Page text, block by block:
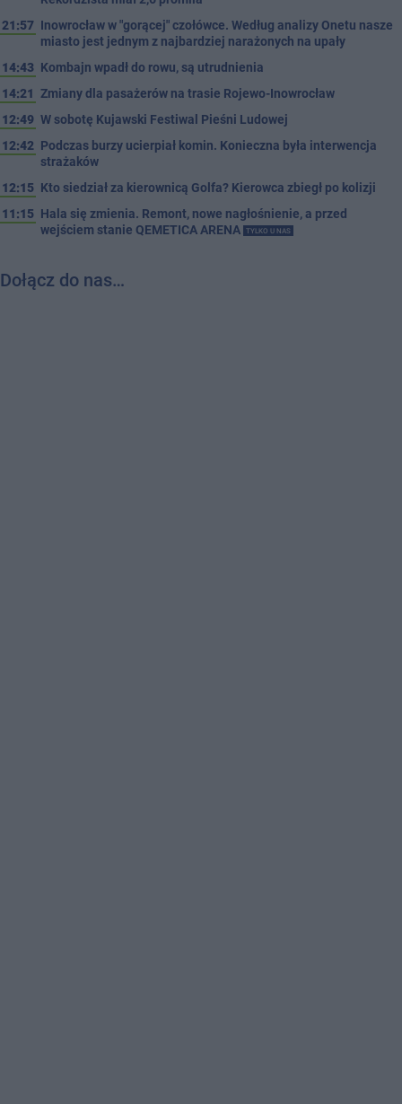
21:57 Inowrocław w "gorącej" czołówce. Według analizy Onetu nasze
miasto jest jednym z najbardziej narażonych na upały
14:43 Kombajn wpadł do rowu, są utrudnienia
14:21 Zmiany dla pasażerów na trasie Rojewo-Inowrocław
12:49 W sobotę Kujawski Festiwal Pieśni Ludowej
12:42 Podczas burzy ucierpiał komin. Konieczna była interwencja
strażaków
12:15 Kto siedział za kierownicą Golfa? Kierowca zbiegł po kolizji
11:15 Hala się zmienia. Remont, nowe nagłośnienie, a przed
wejściem stanie QEMETICA ARENA
TYLKO U NAS
Dołącz do nas…